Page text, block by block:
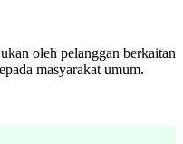
oleh pelanggan berkaitan
masyarakat umum.